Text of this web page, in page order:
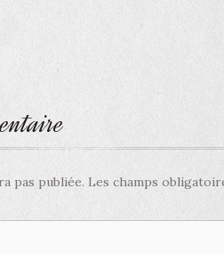
pas publiée. Les champs